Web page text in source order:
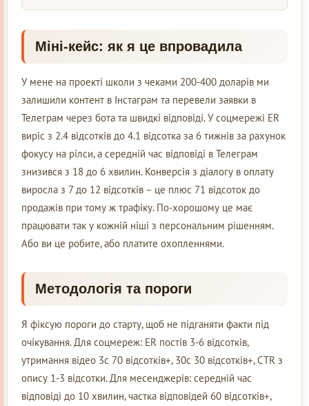
Міні-кейс: як я це впровадила
У мене на проекті школи з чеками 200-400 доларів ми
залишили контент в Інстаграм та перевели заявки в
Телеграм через бота та швидкі відповіді. У соцмережі ER
виріс з 2.4 відсотків до 4.1 відсотка за 6 тижнів за рахунок
фокусу на рілси, а середній час відповіді в Телеграм
знизився з 18 до 6 хвилин. Конверсія з діалогу в оплату
виросла з 7 до 12 відсотків – це плюс 71 відсоток до
продажів при тому ж трафіку. По-хорошому це має
працювати так у кожній ніші з персональним рішенням.
Або ви це робите, або платите охопленнями.
Методологія та пороги
Я фіксую пороги до старту, щоб не підганяти факти під
очікування. Для соцмереж: ER постів 3-6 відсотків,
утримання відео 3с 70 відсотків+, 30с 30 відсотків+, CTR з
опису 1-3 відсотки. Для месенджерів: середній час
відповіді до 10 хвилин, частка відповідей 60 відсотків+,